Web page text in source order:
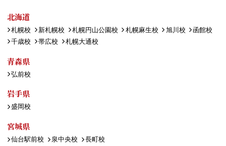
北海道
札幌校 新札幌校 札幌円山公園校 札幌麻生校 旭川校
函館校
千歳校
帯広校 札幌大通校
青森県
弘前校
岩手県
盛岡校
宮城県
仙台駅前校 泉中央校 長町校